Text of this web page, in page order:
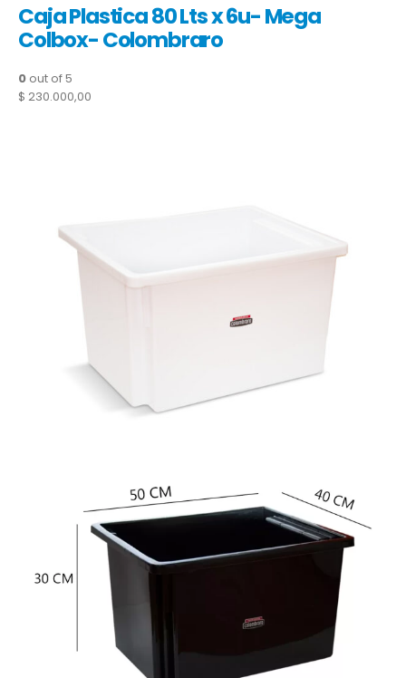
Caja Plastica 80 Lts x 6u- Mega
Colbox- Colombraro
0 out of 5
$ 230.000,00